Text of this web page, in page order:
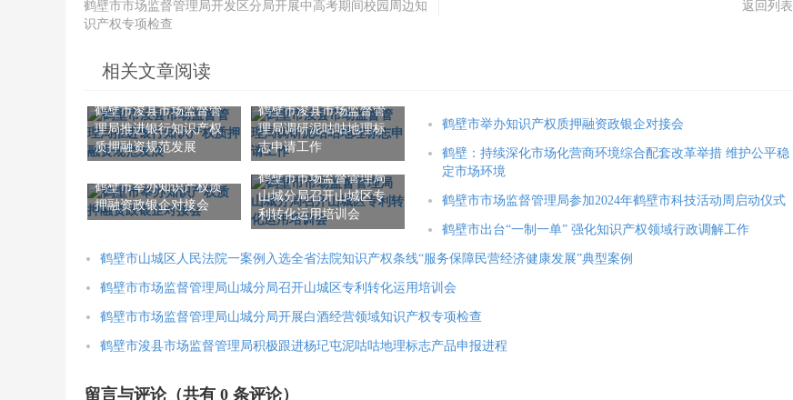
鹤壁市市场监督管理局开发区分局开展中高考期间校园周边知
识产权专项检查
返回列表
相关文章阅读
鹤壁市浚县市场监督管
理局推进银行知识产权
质押融资规范发展
鹤壁市浚县市场监督管
理局调研泥咕咕地理标
志申请工作
鹤壁市举办知识产权质
押融资政银企对接会
鹤壁市市场监督管理局
山城分局召开山城区专
利转化运用培训会
鹤壁市举办知识产权质押融资政银企对接会
鹤壁：持续深化市场化营商环境综合配套改革举措 维护公平稳
定市场环境
鹤壁市市场监督管理局参加2024年鹤壁市科技活动周启动仪式
鹤壁市出台“一制一单” 强化知识产权领域行政调解工作
鹤壁市山城区人民法院一案例入选全省法院知识产权条线“服务保障民营经济健康发展”典型案例
鹤壁市市场监督管理局山城分局召开山城区专利转化运用培训会
鹤壁市市场监督管理局山城分局开展白酒经营领域知识产权专项检查
鹤壁市浚县市场监督管理局积极跟进杨玘屯泥咕咕地理标志产品申报进程
留言与评论（共有 0 条评论）